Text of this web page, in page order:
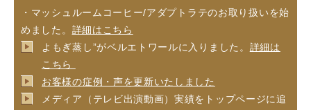
・マッシュルームコーヒー/アダプトラテのお取り扱いを始
めました。 詳細はこちら
よもぎ蒸し”がベルエトワールに入りました。 詳細は
こちら
お客様の症例・声を更新いたしました
メディア（テレビ出演動画）実績をトップページに追